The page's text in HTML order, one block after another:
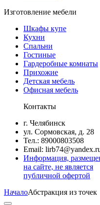
Изготовление мебели
Шкафы купе
Кухни
Спальни
Гостиные
Гардеробные комнаты
Прихожие
Детская мебель
Офисная мебель
Контакты
г. Челябинск
ул. Сормовская, д. 28
Тел.: 89000803508
Email:
Информация,
на сайте, не является
публичной офертой
НачалоАбстракция из точек